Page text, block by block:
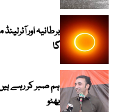
گا
ہم صبر کر رہے
بھٹو